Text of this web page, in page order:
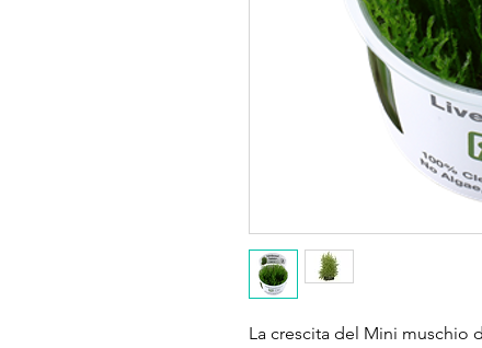
La crescita del Mini muschio